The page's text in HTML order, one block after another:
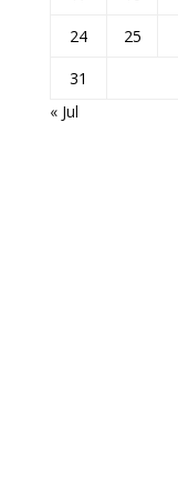
24
25
31
« Jul